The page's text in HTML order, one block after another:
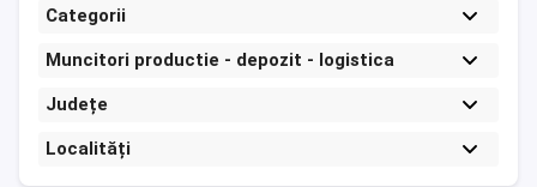
Categorii
Muncitori productie - depozit - logistica
Județe
Localități